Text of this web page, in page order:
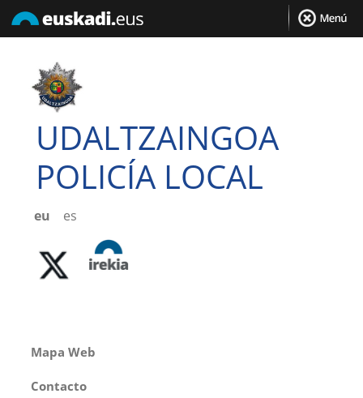
UDALTZAINGOA
POLICÍA LOCAL
eu es
Mapa Web
Contacto